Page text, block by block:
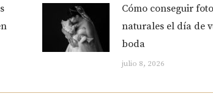
Cómo conseguir
naturales el día de
boda
julio 8, 2026